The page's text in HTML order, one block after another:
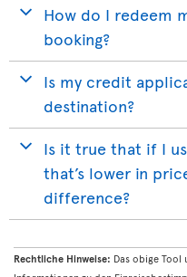
How do I redeem
booking?
Is my credit
destination?
Is it true that if I
that’s lower in
difference?
Rechtliche Hinweise: Das obige Tool